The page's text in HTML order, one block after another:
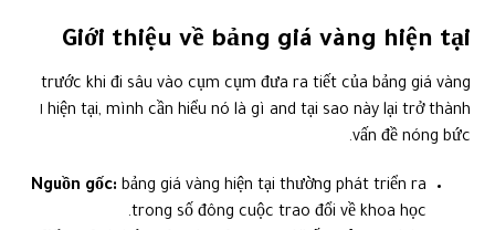
Giới thiệu về bảng giá vàng hiện tại
trước khi đi sâu vào cụm cụm đưa ra tiết của bảng giá vàng
hiện tại, mình cần hiểu nó là gì and tại sao này lại trở thành ١
vấn đề nóng bức.
Nguồn gốc: bảng giá vàng hiện tại thường phát triển ra
trong số đông cuộc trao đổi về khoa học.